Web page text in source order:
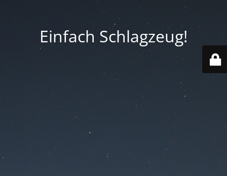
Einfach Schlagzeug!